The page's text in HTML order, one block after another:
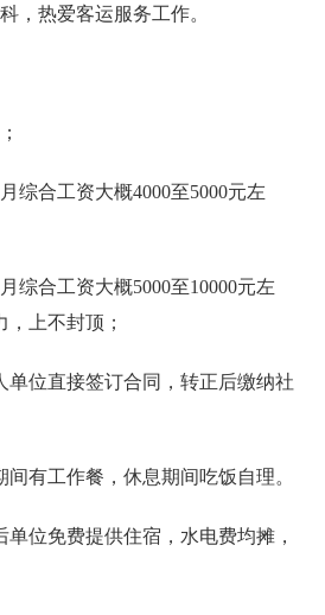
，热爱客运服务工作。
综合工资大概4000至5000元左
综合工资大概5000至10000元左
上不封顶；
单位直接签订合同，转正后缴纳社
间有工作餐，休息期间吃饭自理。
单位免费提供住宿，水电费均摊，